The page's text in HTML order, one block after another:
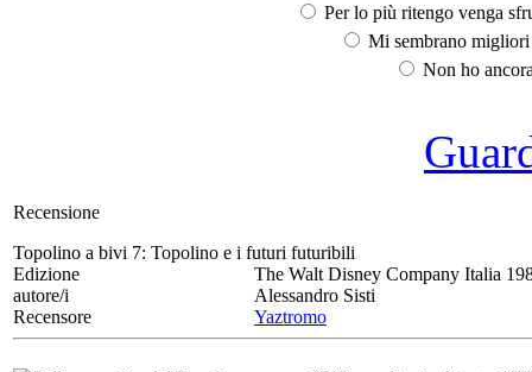
Per lo più ritengo venga
Mi sembrano
Non ho
Recensione
Topolino a bivi 7: Topolino e i futuri futuribili
Edizione
The Walt Disney Company Italia
autore/i
Alessandro Sisti
Recensore
Yaztromo